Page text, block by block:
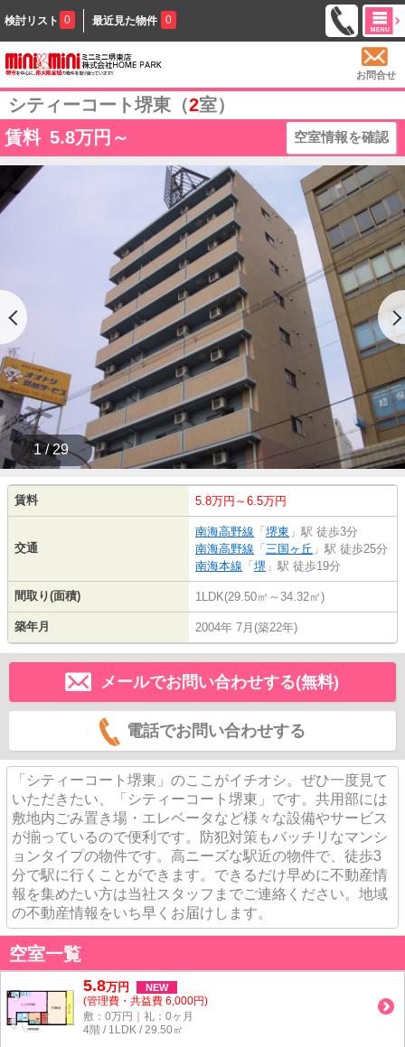
検討リスト 0 最近見た物件 0
お問合せ
シティーコート堺東（2室）
賃料 5.8万円～ 空室情報を確認
1 / 29
賃料 5.8万円～6.5万円
交通
南海高野線 「 堺東 」駅 徒歩3分
南海高野線 「 三国ヶ丘 」駅 徒歩25分
南海本線 「 堺 」駅 徒歩19分
間取り(面積) 1LDK(29.50㎡～34.32㎡)
築年月 2004年 7月(築22年)
メールでお問い合わせする(無料)
電話でお問い合わせする
「シティーコート堺東」のここがイチオシ。ぜひ一度見て
いただきたい、「シティーコート堺東」です。共用部には
敷地内ごみ置き場・エレベータなど様々な設備やサービス
が揃っているので便利です。防犯対策もバッチリなマンシ
ョンタイプの物件です。高ニーズな駅近の物件で、徒歩3
分で駅に行くことができます。できるだけ早めに不動産情
報を集めたい方は当社スタッフまでご連絡ください。地域
の不動産情報をいち早くお届けします。
空室一覧
5.8万円 NEW
(管理費・共益費 6,000円)
敷：0万円｜礼：0ヶ月
4階 / 1LDK / 29.50㎡